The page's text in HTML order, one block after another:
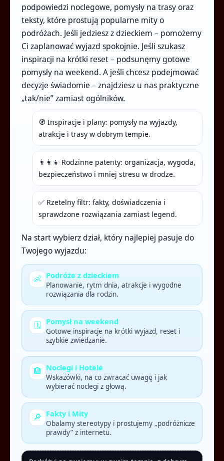
podpowiedzi noclegowe, pomysły na trasy oraz
teksty, które prostują popularne mity o
podróżach. Jeśli jedziesz z dzieckiem – pomożemy
Ci zaplanować wyjazd spokojnie. Jeśli szukasz
inspiracji na krótki reset – podsunęmy gotowe
pomysły na weekend. A jeśli chcesz podejmować
decyzje świadomie – znajdziesz u nas praktyczne
„tak/nie” zamiast ogólników.
🧭 Inspiracje i plany: pomysły na wyjazdy,
atrakcje i trasy w dobrym tempie.
👨‍👩‍👧 Rodzinne patenty: organizacja, wygoda,
bezpieczeństwo i mniej stresu w drodze.
✅ Rzetelny filtr: fakty, doświadczenia i
sprawdzone rozwiązania zamiast legend.
Na start wybierz dział, który najlepiej pasuje do
Twojego wyjazdu:
👶 Podróże z dzieckiem
Planowanie, rytm dnia, atrakcje i wygodne
rozwiązania dla rodzin.
🗓️ Pomysł na weekend
Gotowe inspiracje na krótki wyjazd, reset i
szybkie zwiedzanie.
🏨 Noclegi i Hotele
Wskazówki, na co zwracać uwagę i jak
wybierać noclegi z głową.
🔎 Fakty i Mity
Obalamy stereotypy i prostujemy „podróżnicze
prawdy” z internetu.